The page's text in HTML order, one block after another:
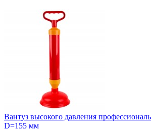
Вантуз высокого давления
D=155 мм